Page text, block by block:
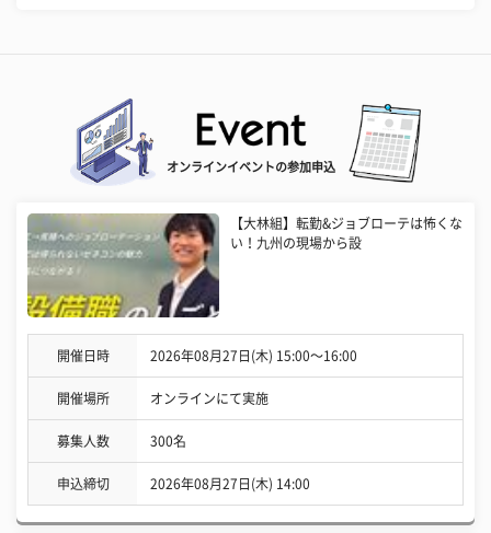
オンラインイベントの参加申込
【大林組】転勤&ジョブローテは怖くな
い！九州の現場から設
開催日時 2026年08月27日(木) 15:00〜16:00
開催場所 オンラインにて実施
募集人数 300名
申込締切 2026年08月27日(木) 14:00